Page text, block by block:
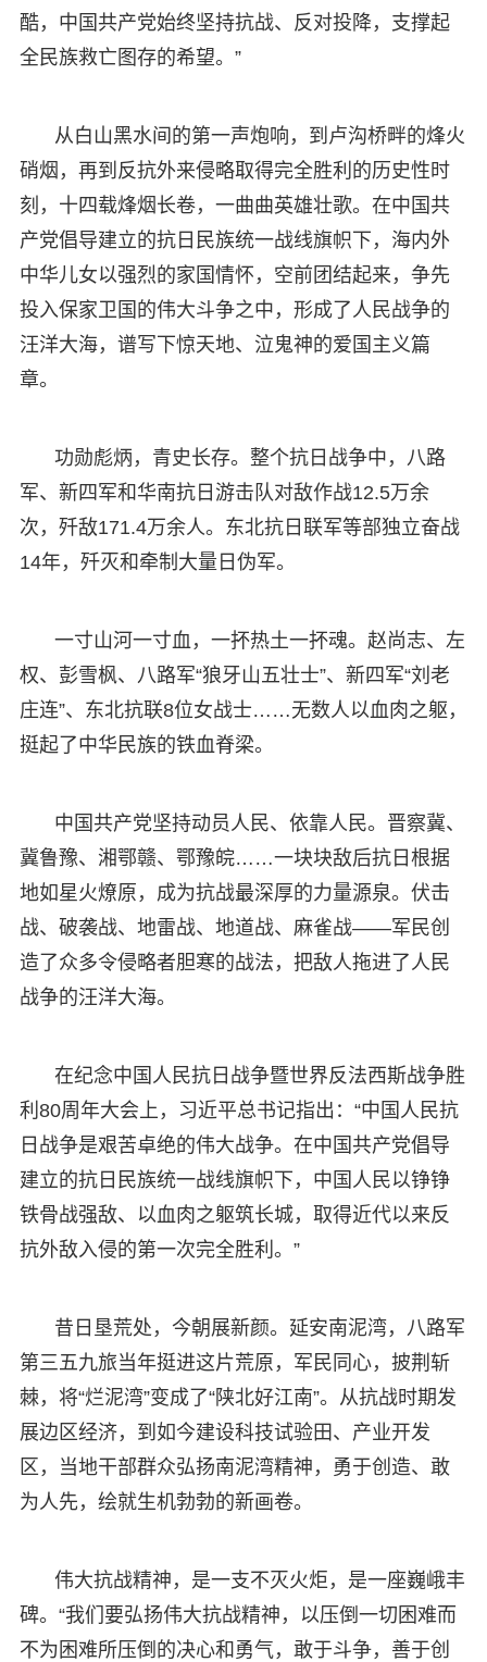
酷，中国共产党始终坚持抗战、反对投降，支撑起
全民族救亡图存的希望。”
从白山黑水间的第一声炮响，到卢沟桥畔的烽火
硝烟，再到反抗外来侵略取得完全胜利的历史性时
刻，十四载烽烟长卷，一曲曲英雄壮歌。在中国共
产党倡导建立的抗日民族统一战线旗帜下，海内外
中华儿女以强烈的家国情怀，空前团结起来，争先
投入保家卫国的伟大斗争之中，形成了人民战争的
汪洋大海，谱写下惊天地、泣鬼神的爱国主义篇
章。
功勋彪炳，青史长存。整个抗日战争中，八路
军、新四军和华南抗日游击队对敌作战12.5万余
次，歼敌171.4万余人。东北抗日联军等部独立奋战
14年，歼灭和牵制大量日伪军。
一寸山河一寸血，一抔热土一抔魂。赵尚志、左
权、彭雪枫、八路军“狼牙山五壮士”、新四军“刘老
庄连”、东北抗联8位女战士……无数人以血肉之躯，
挺起了中华民族的铁血脊梁。
中国共产党坚持动员人民、依靠人民。晋察冀、
冀鲁豫、湘鄂赣、鄂豫皖……一块块敌后抗日根据
地如星火燎原，成为抗战最深厚的力量源泉。伏击
战、破袭战、地雷战、地道战、麻雀战——军民创
造了众多令侵略者胆寒的战法，把敌人拖进了人民
战争的汪洋大海。
在纪念中国人民抗日战争暨世界反法西斯战争胜
利80周年大会上，习近平总书记指出：“中国人民抗
日战争是艰苦卓绝的伟大战争。在中国共产党倡导
建立的抗日民族统一战线旗帜下，中国人民以铮铮
铁骨战强敌、以血肉之躯筑长城，取得近代以来反
抗外敌入侵的第一次完全胜利。”
昔日垦荒处，今朝展新颜。延安南泥湾，八路军
第三五九旅当年挺进这片荒原，军民同心，披荆斩
棘，将“烂泥湾”变成了“陕北好江南”。从抗战时期发
展边区经济，到如今建设科技试验田、产业开发
区，当地干部群众弘扬南泥湾精神，勇于创造、敢
为人先，绘就生机勃勃的新画卷。
伟大抗战精神，是一支不灭火炬，是一座巍峨丰
碑。“我们要弘扬伟大抗战精神，以压倒一切困难而
不为困难所压倒的决心和勇气，敢于斗争，善于创